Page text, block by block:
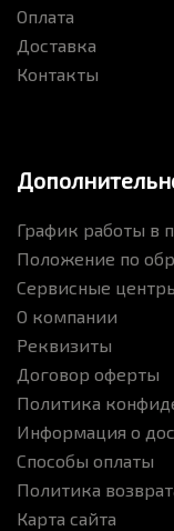
Оплата
Доставка
Контакты
График работы в
Положение по
Сервисные
О компании
Реквизиты
Договор оферты
Политика
Информация о
Способы оплаты
Политика
Карта сайта